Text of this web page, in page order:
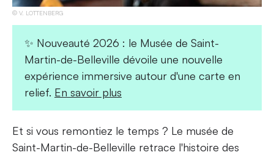
V. LOTTENBERG
✨ Nouveauté 2026 : le Musée de Saint-
Martin-de-Belleville dévoile une nouvelle
expérience immersive autour d'une carte en
relief. En savoir plus
Et si vous remontiez le temps ? Le musée de
Saint-Martin-de-Belleville retrace l'histoire des